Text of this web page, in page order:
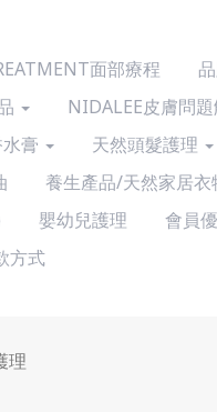
面部療程
NIDALEE皮膚問
膏
天然頭髮護理
養生產品/天然家居
嬰幼兒護理 會員
方式
理